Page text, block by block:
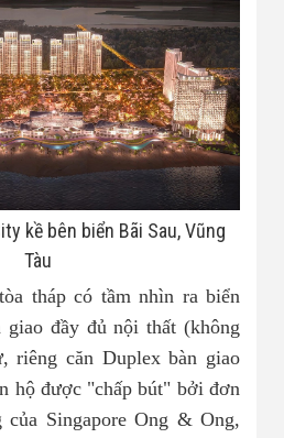
kề bên biển Bãi Sau, Vũng
Tàu
tháp có tầm nhìn ra biển
giao đầy đủ nội thất (không
riêng căn Duplex bàn giao
hộ được "chấp bút" bởi đơn
Singapore Ong & Ong,